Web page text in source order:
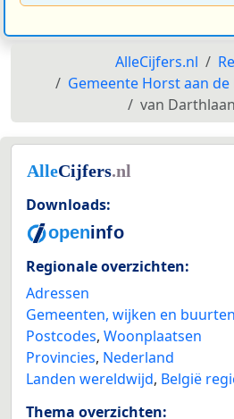
AlleCijfers.nl
Gemeente Horst aan de
van Darthlaan
Downloads:
Regionale overzichten:
Adressen
Gemeenten, wijken en buurten
Postcodes, Woonplaatsen
Provincies, Nederland
Landen wereldwijd, België
Thema overzichten: